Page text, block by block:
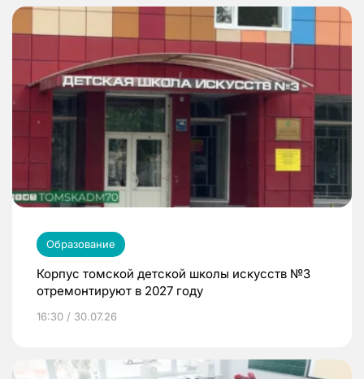
Образование
Корпус томской детской школы искусств №3
отремонтируют в 2027 году
16:30 / 30.07.26